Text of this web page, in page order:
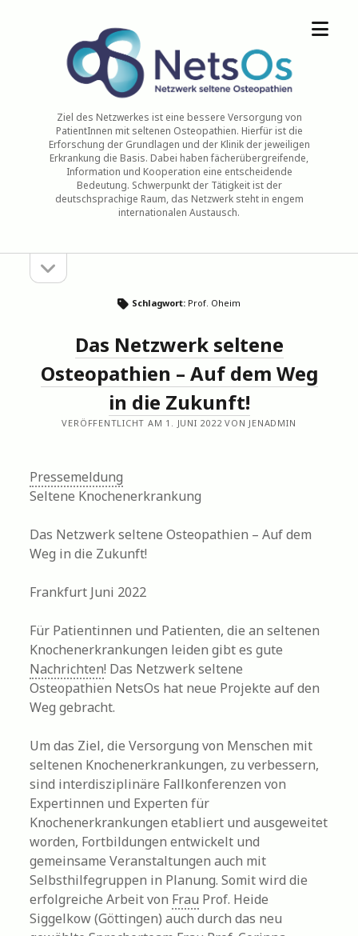
NetsOs
Ziel des Netzwerkes ist eine bessere Versorgung von
PatientInnen mit seltenen Osteopathien. Hierfür ist die
Erforschung der Grundlagen und der Klinik der jeweiligen
Erkrankung die Basis. Dabei haben fächerübergreifende,
Information und Kooperation eine entscheidende
Bedeutung. Schwerpunkt der Tätigkeit ist der
deutschsprachige Raum, das Netzwerk steht in engem
internationalen Austausch.
Menü
Sidebaröffnen
Schlagwort: Prof. Oheim
Das Netzwerk seltene
Osteopathien – Auf dem Weg
in die Zukunft!
VERÖFFENTLICHT AM 1. JUNI 2022 VON JENADMIN
Pressemeldung
Seltene Knochenerkrankung
Das Netzwerk seltene Osteopathien – Auf dem
Weg in die Zukunft!
Frankfurt Juni 2022
Für Patientinnen und Patienten, die an seltenen
Knochenerkrankungen leiden gibt es gute
Nachrichten! Das Netzwerk seltene
Osteopathien NetsOs hat neue Projekte auf den
Weg gebracht.
Um das Ziel, die Versorgung von Menschen mit
seltenen Knochenerkrankungen, zu verbessern,
sind interdisziplinäre Fallkonferenzen von
Expertinnen und Experten für
Knochenerkrankungen etabliert und ausgeweitet
worden, Fortbildungen entwickelt und
gemeinsame Veranstaltungen auch mit
Selbsthilfegruppen in Planung. Somit wird die
erfolgreiche Arbeit von Frau Prof. Heide
Siggelkow (Göttingen) auch durch das neu